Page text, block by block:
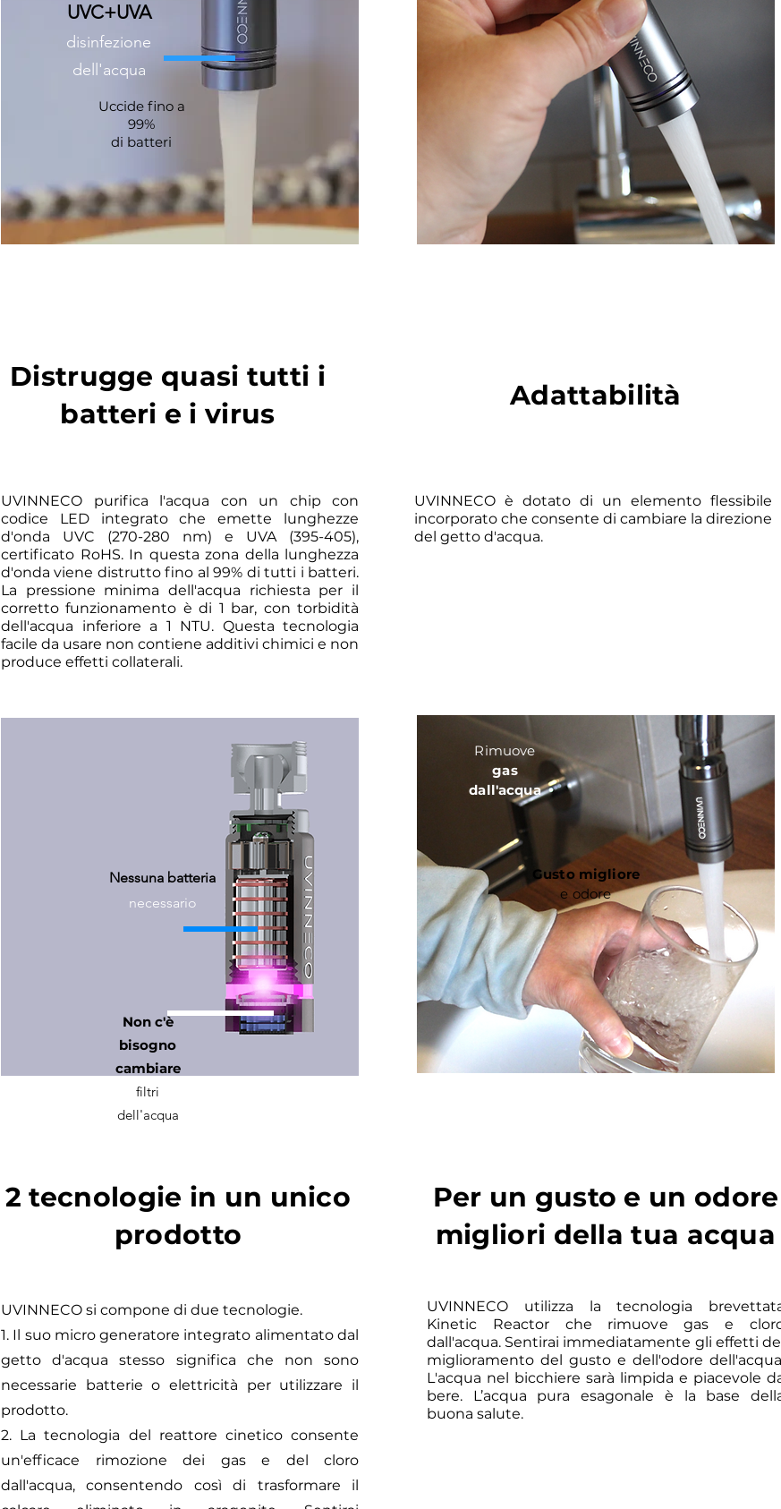
UVC+UVA
disinfezione
dell'acqua
Uccide fino a
99%
di batteri
Distrugge quasi tutti i
batteri e i virus
Adattabilità
UVINNECO purifica l'acqua con un chip con
codice LED integrato che emette lunghezze
d'onda UVC (270-280 nm) e UVA (395-405),
certificato RoHS. In questa zona della lunghezza
d'onda viene distrutto fino al 99% di tutti i batteri.
La pressione minima dell'acqua richiesta per il
corretto funzionamento è di 1 bar, con torbidità
dell'acqua inferiore a 1 NTU. Questa tecnologia
facile da usare non contiene additivi chimici e non
produce effetti collaterali.
UVINNECO è dotato di un elemento flessibile
incorporato che consente di cambiare la direzione
del getto d'acqua.
Nessuna batteria
necessario
Non c'è
bisogno
cambiare
filtri
dell'acqua
Rimuove
gas
dall'acqua
Gusto migliore
e odore
2 tecnologie in un unico
prodotto
Per un gusto e un odore
migliori della tua acqua
UVINNECO si compone di due tecnologie.
1. Il suo micro generatore integrato alimentato dal
getto d'acqua stesso significa che non sono
necessarie batterie o elettricità per utilizzare il
prodotto.
2. La tecnologia del reattore cinetico consente
un'efficace rimozione dei gas e del cloro
dall'acqua, consentendo così di trasformare il
UVINNECO utilizza la tecnologia
Kinetic Reactor che rimuove gas e
dall'acqua. Sentirai immediatamente gli effetti
miglioramento del gusto e dell'odore
L'acqua nel bicchiere sarà limpida e piacevole
bere. L’acqua pura esagonale è la base
buona salute.